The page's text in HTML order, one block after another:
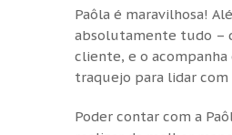
Paôla é maravilhosa!
absolutamente tudo –
cliente, e o acompanha
traquejo para lidar com
Poder contar com a